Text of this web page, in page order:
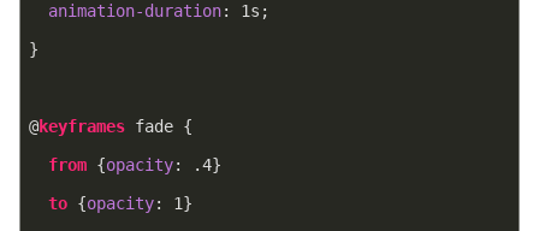
animation-duration: 1s ;
}
@keyframes fade {
from {opacity: .4}
to {opacity: 1}